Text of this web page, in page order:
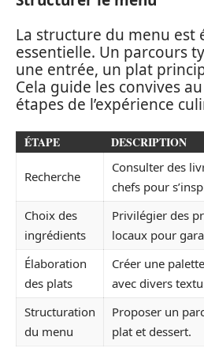
La structure du menu est
essentielle. Un parcours
une entrée, un plat
Cela guide les convives
étapes de l’expérience
ÉTAPE DESCRIPTION
Recherche
Consulter des
chefs pour
Choix des
ingrédients
Privilégier des
locaux pour
Élaboration
des plats
Créer une
avec divers
Structuration
du menu
Proposer un
plat et dessert.